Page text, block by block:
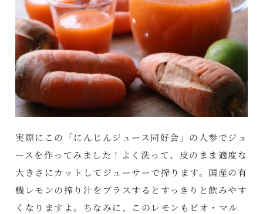
実際にこの「にんじんジュース同好会」の人参でジュ
ースを作ってみました！よく洗って、皮のまま適度な
大きさにカットしてジューサーで搾ります。国産の有
機レモンの搾り汁をプラスするとすっきりと飲みやす
くなりますよ。ちなみに、このレモンもビオ・マル